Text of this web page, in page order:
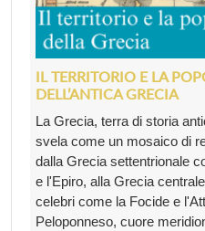
IL TERRITORIO E LA
DELL’ANTICA GRECIA
La Grecia, terra di storia
svela come un mosaico di
dalla Grecia settentrionale
e l'Epiro, alla Grecia
celebri come la Focide e
Peloponneso, cuore